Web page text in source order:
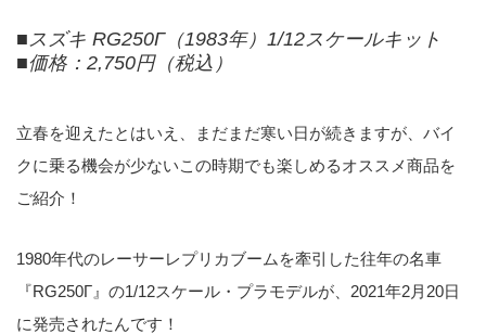
■スズキ RG250Γ（1983年）1/12スケールキット
■価格：2,750円（税込）
立春を迎えたとはいえ、まだまだ寒い日が続きますが、バイ
クに乗る機会が少ないこの時期でも楽しめるオススメ商品を
ご紹介！
1980年代のレーサーレプリカブームを牽引した往年の名車
『RG250Γ』の1/12スケール・プラモデルが、2021年2月20日
に発売されたんです！